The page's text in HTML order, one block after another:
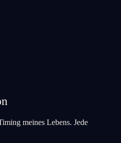
meines Lebens. Jede